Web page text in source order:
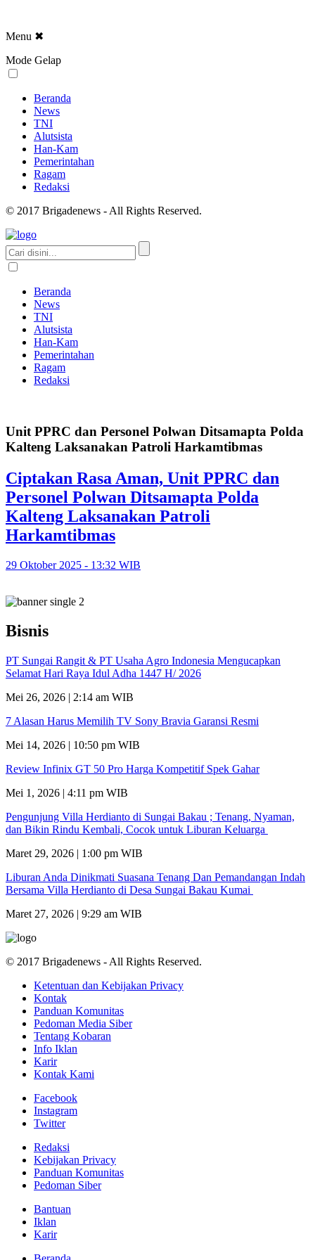
Menu ✖
Mode Gelap
Beranda
News
TNI
Alutsista
Han-Kam
Pemerintahan
Ragam
Redaksi
© 2017 Brigadenews - All Rights Reserved.
Beranda
News
TNI
Alutsista
Han-Kam
Pemerintahan
Ragam
Redaksi
Unit PPRC dan Personel Polwan Ditsamapta Polda
Kalteng Laksanakan Patroli Harkamtibmas
Ciptakan Rasa Aman, Unit PPRC dan
Personel Polwan Ditsamapta Polda
Kalteng Laksanakan Patroli
Harkamtibmas
29 Oktober 2025 - 13:32 WIB
Bisnis
PT Sungai Rangit & PT Usaha Agro Indonesia Mengucapkan
Selamat Hari Raya Idul Adha 1447 H/ 2026
Mei 26, 2026 | 2:14 am WIB
7 Alasan Harus Memilih TV Sony Bravia Garansi Resmi
Mei 14, 2026 | 10:50 pm WIB
Review Infinix GT 50 Pro Harga Kompetitif Spek Gahar
Mei 1, 2026 | 4:11 pm WIB
Pengunjung Villa Herdianto di Sungai Bakau ; Tenang, Nyaman,
dan Bikin Rindu Kembali, Cocok untuk Liburan Keluarga
Maret 29, 2026 | 1:00 pm WIB
Liburan Anda Dinikmati Suasana Tenang Dan Pemandangan Indah
Bersama Villa Herdianto di Desa Sungai Bakau Kumai
Maret 27, 2026 | 9:29 am WIB
© 2017 Brigadenews - All Rights Reserved.
Ketentuan dan Kebijakan Privacy
Kontak
Panduan Komunitas
Pedoman Media Siber
Tentang Kobaran
Info Iklan
Karir
Kontak Kami
Facebook
Instagram
Twitter
Redaksi
Kebijakan Privacy
Panduan Komunitas
Pedoman Siber
Bantuan
Iklan
Karir